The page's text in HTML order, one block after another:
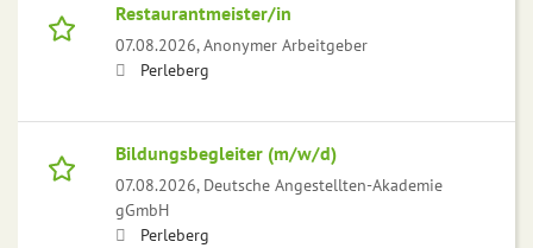
Restaurantmeister/in
07.08.2026,Anonymer Arbeitgeber
Perleberg
Bildungsbegleiter (m/w/d)
07.08.2026, Deutsche Angestellten-Akademie
gGmbH
Perleberg